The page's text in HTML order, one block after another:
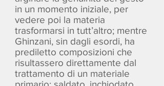
in un momento iniziale, per
vedere poi la materia
trasformarsi in tutt’altro; mentre
Ghinzani, sin dagli esordi, ha
prediletto composizioni che
risultassero direttamente dal
trattamento di un materiale